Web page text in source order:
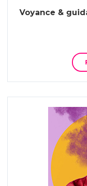
Voyance &